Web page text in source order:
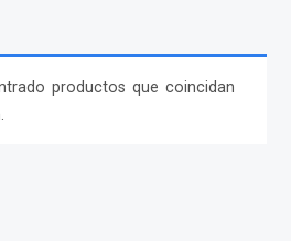
productos que coincidan